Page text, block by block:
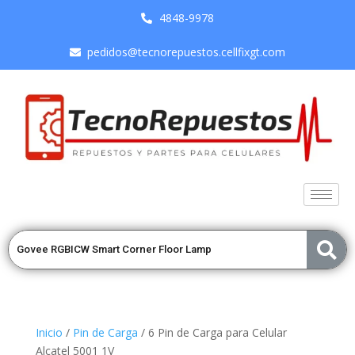
4848-9978
pedidos@tecnorepuestos.cellfixgt.com
Inicio / Pin de Carga / 6 Pin de Carga para Celular
Alcatel 5001 1V